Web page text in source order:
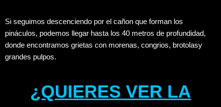
Si seguimos descenciendo por el cañon que forman los
pináculos, podemos llegar hasta los 40 metros de profundidad,
donde encontramos grietas con morenas, congrios, brotolasy
grandes pulpos.
¿QUIERES VER LA